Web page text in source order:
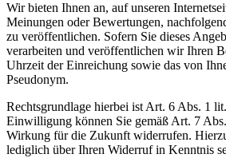
Wir bieten Ihnen an, auf unseren
Meinungen oder Bewertungen,
zu veröffentlichen. Sofern Sie dieses
verarbeiten und veröffentlichen wir Ihren
Uhrzeit der Einreichung sowie das von
Pseudonym.
Rechtsgrundlage hierbei ist Art. 6 Abs. 1
Einwilligung können Sie gemäß Art. 7
Wirkung für die Zukunft widerrufen.
lediglich über Ihren Widerruf in Kenntnis